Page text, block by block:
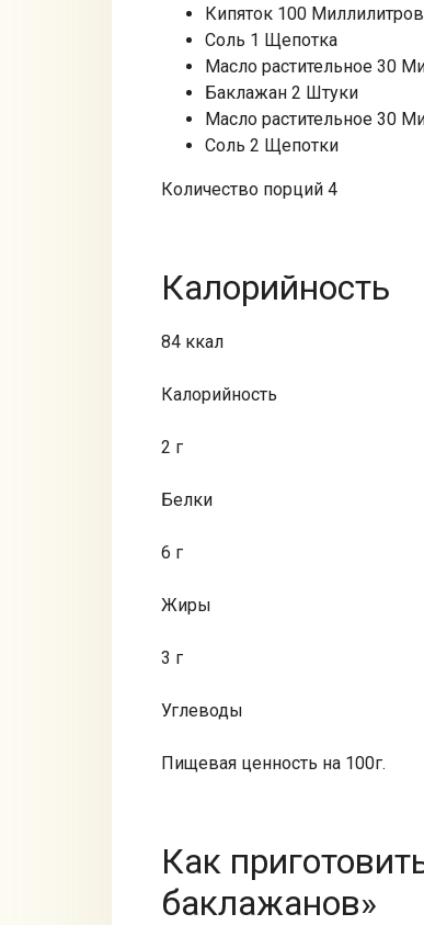
Кипяток 100 Миллилитров
Соль 1 Щепотка
Масло растительное 30
Баклажан 2 Штуки
Масло растительное 30
Соль 2 Щепотки
Количество порций 4
Калорийность
84 ккал
Калорийность
2 г
Белки
6 г
Жиры
3 г
Углеводы
Пищевая ценность на 100г.
Как
баклажанов»